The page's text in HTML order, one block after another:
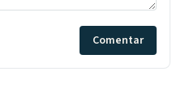
Comentar